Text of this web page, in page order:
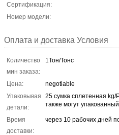
Сертификация:
Номер модели:
Оплата и доставка Условия
Количество
мин заказа:
1Тон/Тонс
Цена:
negotiable
Упаковывая
детали:
25 сумка сплетенная kg/
также могут
Время
доставки:
через 10 рабочих дней